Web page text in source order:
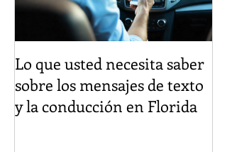
Lo que usted necesita saber
sobre los mensajes de texto
y la conducción en Florida